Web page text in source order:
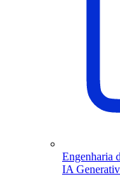
Engenharia
IA